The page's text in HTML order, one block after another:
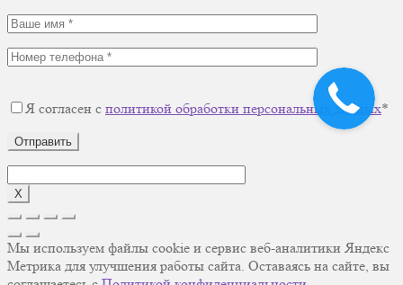
Я согласен с политикой обработки персональных данных*
Отправить
X
Мы используем файлы cookie и сервис веб-аналитики Яндекс
Метрика для улучшения работы сайта. Оставаясь на сайте, вы